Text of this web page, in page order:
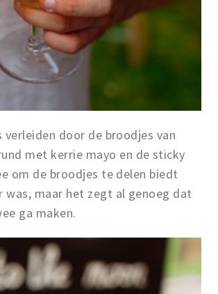
door de broodjes van
met kerrie mayo en de sticky
om de broodjes te delen biedt
maar het zegt al genoeg dat
ga maken.